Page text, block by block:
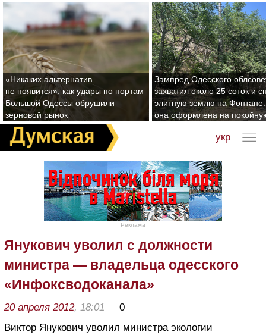
«Никаких альтернатив
не появится»: как удары по портам
Большой Одессы обрушили
зерновой рынок
Зампред Одесского
захватил около 25 соток и
элитную землю на Фонтане:
она оформлена на
укр
Реклама
Янукович уволил с должности
министра — владельца одесского
«Инфоксводоканала»
20 апреля 2012, 18:01
0
Виктор Янукович уволил министра экологии